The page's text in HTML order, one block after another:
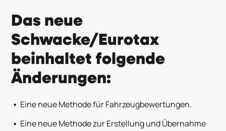
Das neue
Schwacke/Eurotax
beinhaltet folgende
Änderungen:
Eine neue Methode für Fahrzeugbewertungen.
Eine neue Methode zur Erstellung und Übernahme